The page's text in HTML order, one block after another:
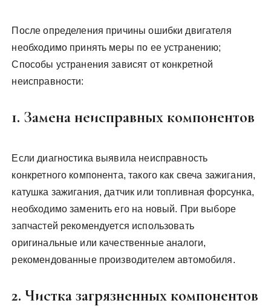
После определения причины ошибки двигателя
необходимо принять меры по ее устранению;
Способы устранения зависят от конкретной
неисправности:
1. Замена неисправных компонентов
Если диагностика выявила неисправность
конкретного компонента, такого как свеча зажигания,
катушка зажигания, датчик или топливная форсунка,
необходимо заменить его на новый. При выборе
запчастей рекомендуется использовать
оригинальные или качественные аналоги,
рекомендованные производителем автомобиля.
2. Чистка загрязненных компонентов